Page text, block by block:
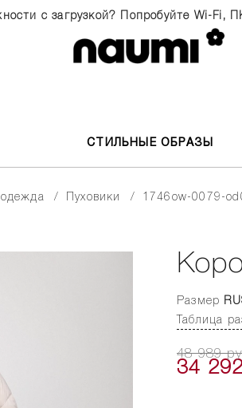
с загрузкой? Попробуйте Wi-Fi,
СТИЛЬНЫЕ ОБРАЗЫ
одежда пуховики 1746ow-0079-
Размер
Таблица
48 989
34